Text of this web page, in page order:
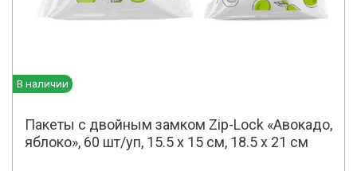
В наличии
Пакеты с двойным замком Zip-Lock «Авокадо,
яблоко», 60 шт/уп, 15.5 х 15 см, 18.5 х 21 см